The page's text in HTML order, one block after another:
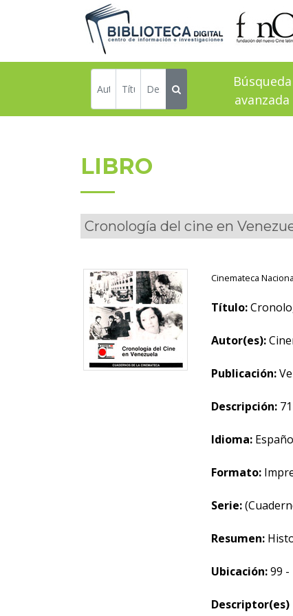
Búsqueda
avanzada
LIBRO
Cronología del cine en
Cinemateca
Título:
Autor(es):
Publicación:
Descripción:
Idioma:
Formato:
Serie:
Resumen:
Ubicación:99 -
Descriptor(es)